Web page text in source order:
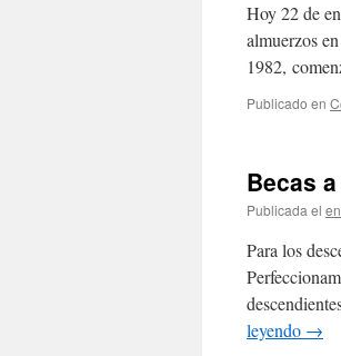
Hoy 22 de
almuerzos
1982,
Publicado en
Becas
Publicada el
Para los
leyendo →